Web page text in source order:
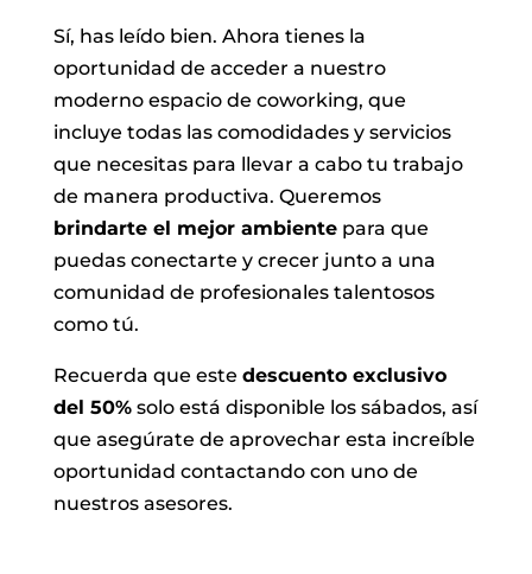
Sí, has leído bien. Ahora tienes la
oportunidad de acceder a nuestro
moderno espacio de coworking, que
incluye todas las comodidades y servicios
que necesitas para llevar a cabo tu trabajo
de manera productiva. Queremos
brindarte el mejor ambientepara que
puedas conectarte y crecer junto a una
comunidad de profesionales talentosos
como tú.
Recuerda que este descuento exclusivo
del 50%solo está disponible los sábados, así
que asegúrate de aprovechar esta increíble
oportunidad contactando con uno de
nuestros asesores.